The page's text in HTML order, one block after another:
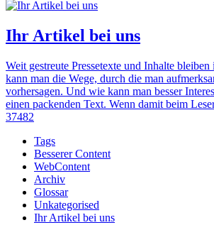
Ihr Artikel bei uns
Weit gestreute Pressetexte und Inhalte
kann man die Wege, durch die man
vorhersagen. Und wie kann man besser
einen packenden Text. Wenn damit beim
37482
Tags
Besserer Content
WebContent
Archiv
Glossar
Unkategorised
Ihr Artikel bei uns